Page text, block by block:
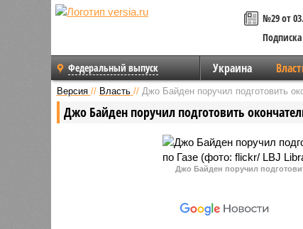
№29 от
Подписка
Федеральный выпуск Украина
Версия // Власть // Джо Байден поручил подготовить
Джо Байден поручил подготовить
Джо Байден поручил